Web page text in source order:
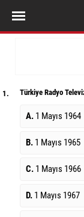
1. Türkiye Radyo
A. 1 Mayıs 1964
B. 1 Mayıs 1965
C. 1 Mayıs 1966
D. 1 Mayıs 1967